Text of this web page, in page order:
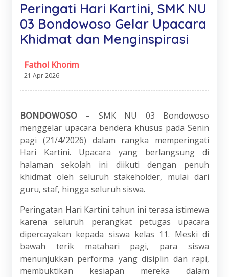
Peringati Hari Kartini, SMK NU
03 Bondowoso Gelar Upacara
Khidmat dan Menginspirasi
Fathol Khorim
21 Apr 2026
BONDOWOSO – SMK NU 03 Bondowoso
menggelar upacara bendera khusus pada Senin
pagi (21/4/2026) dalam rangka memperingati
Hari Kartini. Upacara yang berlangsung di
halaman sekolah ini diikuti dengan penuh
khidmat oleh seluruh stakeholder, mulai dari
guru, staf, hingga seluruh siswa.
Peringatan Hari Kartini tahun ini terasa istimewa
karena seluruh perangkat petugas upacara
dipercayakan kepada siswa kelas 11. Meski di
bawah terik matahari pagi, para siswa
menunjukkan performa yang disiplin dan rapi,
membuktikan kesiapan mereka dalam